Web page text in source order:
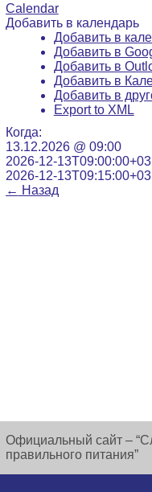
Calendar
Добавить в календарь
Добавить в
Добавить в
Добавить в
Добавить в
Добавить в
Export to XML
Когда:
13.12.2026 @ 09:00
2026-12-
2026-12-
← Назад
Официальный сайт –
правильного питания”